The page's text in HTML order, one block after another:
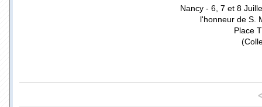
Nancy - 6, 7 et 8
l'honneur de S.
Place